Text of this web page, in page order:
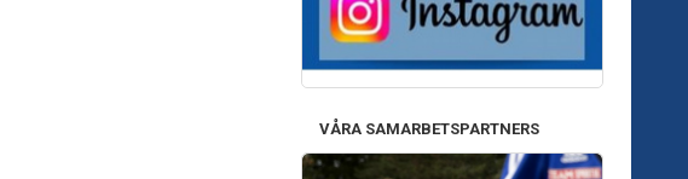
VÅRA SAMARBETSPARTNERS